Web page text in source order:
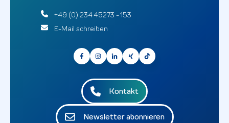
+49 (0) 234 45273 - 153
E-Mail schreiben
Kontakt
Newsletter abonnieren